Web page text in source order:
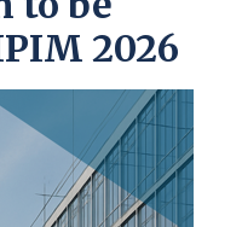
2026